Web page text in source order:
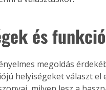
és
megoldás
helyiségeket választ